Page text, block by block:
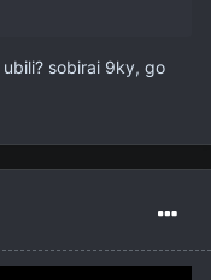
sobirai 9ky, go